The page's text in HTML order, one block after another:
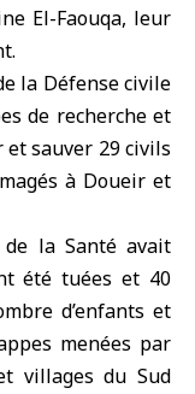
El-Faouqa, leur
la Défense civile
de recherche et
et sauver 29 civils
à Doueir et
la Santé avait
été tuées et 40
d’enfants et
menées par
villages du Sud